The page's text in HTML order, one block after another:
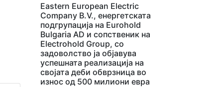
Eastern European Electric
Company B.V., енергетската
подгрупација на Eurohold
Bulgaria AD и сопственик на
Electrohold Group, со
задоволство ја објавува
успешната реализација на
својата деби обврзница во
износ од 500 милиони евра